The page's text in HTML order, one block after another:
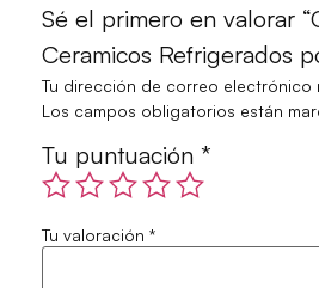
Sé el primero en valorar
Ceramicos Refrigerados
Tu dirección de correo electrónico
Los campos obligatorios están
Tu puntuación *
Tu valoración *